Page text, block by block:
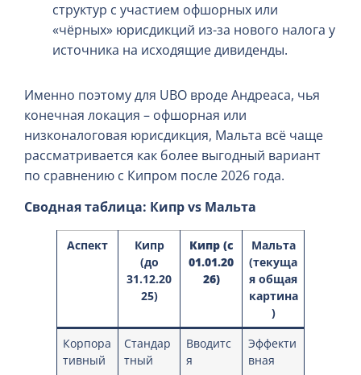
структур с участием офшорных или
«чёрных» юрисдикций из-за нового налога у
источника на исходящие дивиденды.
Именно поэтому для UBO вроде Андреаса, чья
конечная локация – офшорная или
низконалоговая юрисдикция, Мальта всё чаще
рассматривается как более выгодный вариант
по сравнению с Кипром после 2026 года.
Сводная таблица: Кипр vs Мальта
Аспект
Кипр
(до
31.12.20
25)
Кипр (с
01.01.20
26)
Мальта
(текуща
я общая
картина
)
Корпора
тивный
Стандар
тный
Вводитс
я
Эффекти
вная